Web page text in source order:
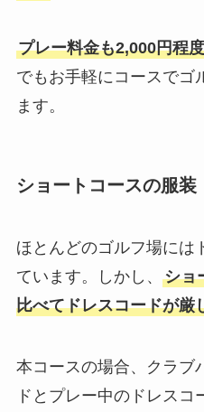
プレー料金も2,000円程
でもお手軽にコースでゴ
ます。
ショートコースの服装
ほとんどのゴルフ場には
ています。しかし、 ショ
比べてドレスコードが厳
本コースの場合、クラブ
ドとプレー中のドレス